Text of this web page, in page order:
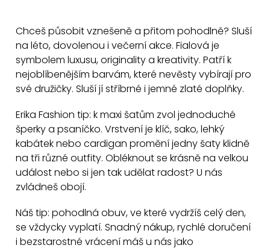
l
á
d
a
í
p
r
v
k
v
ý
p
Chceš působit vznešeně a přitom pohodlně? Sluší
na léto, dovolenou i večerní akce. Fialová je
symbolem luxusu, originality a kreativity. Patří k
nejoblíbenějším barvám, které nevěsty vybírají pro
své družičky. Sluší jí stříbrné i jemné zlaté doplňky.
Erika Fashion tip: k maxi šatům zvol jednoduché
šperky a psaníčko. Vrstvení je klíč, sako, lehký
kabátek nebo cardigan promění jedny šaty klidně
na tři různé outfity. Obléknout se krásně na velkou
událost nebo si jen tak udělat radost? U nás
zvládneš obojí.
Náš tip: pohodlná obuv, ve které vydržíš celý den,
se vždycky vyplatí. Snadný nákup, rychlé doručení
i bezstarostné vrácení máš u nás jako